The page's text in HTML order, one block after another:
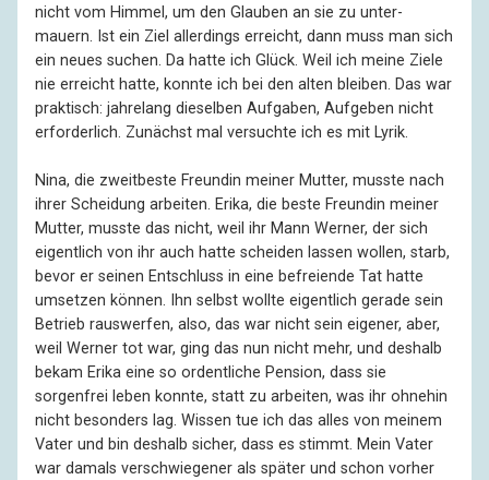
nicht vom Himmel, um den Glauben an sie zu unter­
mauern. Ist ein Ziel allerdings erreicht, dann muss man sich
ein neues suchen. Da hatte ich Glück. Weil ich meine Ziele
nie erreicht hatte, konnte ich bei den alten bleiben. Das war
praktisch: jahre­lang dieselben Aufgaben, Aufgeben nicht
erfor­derlich. Zunächst mal versuchte ich es mit Lyrik.
Nina, die zweitbeste Freundin meiner Mutter, musste nach
ihrer Schei­dung arbeiten. Erika, die beste Freundin meiner
Mutter, musste das nicht, weil ihr Mann Werner, der sich
eigentlich von ihr auch hatte scheiden lassen wollen, starb,
bevor er seinen Ent­schluss in eine befrei­ende Tat hatte
umsetzen können. Ihn selbst wollte eigentlich gerade sein
Betrieb raus­werfen, also, das war nicht sein eigener, aber,
weil Werner tot war, ging das nun nicht mehr, und deshalb
bekam Erika eine so ordent­liche Pension, dass sie
sorgenfrei leben konnte, statt zu arbeiten, was ihr ohnehin
nicht besonders lag. Wissen tue ich das alles von meinem
Vater und bin deshalb sicher, dass es stimmt. Mein Vater
war damals verschwie­gener als später und schon vorher